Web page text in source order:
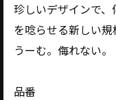
珍しいデザインで
を唸らせる新しい規
うーむ。侮れない。
品番